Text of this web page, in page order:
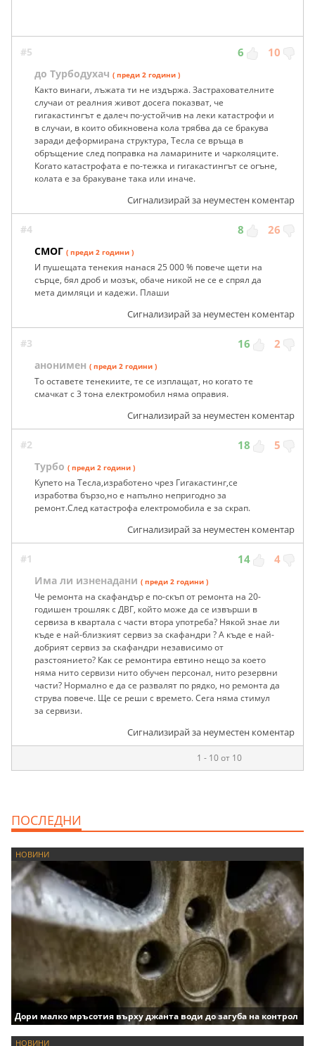
#5 6 10
до Турбодухач ( преди 2 години )
Както винаги, лъжата ти не издържа. Застрахователните
случаи от реалния живот досега показват, че
гигакастингът е далеч по-устойчив на леки катастрофи и
в случаи, в които обикновена кола трябва да се бракува
заради деформирана структура, Тесла се връща в
обръщение след поправка на ламарините и чарколяците.
Когато катастрофата е по-тежка и гигакастингът се огъне,
колата е за бракуване така или иначе.
Сигнализирай за неуместен коментар
#4 8 26
СМОГ ( преди 2 години )
И пушещата тенекия нанася 25 000 % повече щети на
сърце, бял дроб и мозък, обаче никой не се е спрял да
мета димляци и кадежи. Плаши
Сигнализирай за неуместен коментар
#3 16 2
анонимен ( преди 2 години )
То оставете тенекиите, те се изплащат, но когато те
смачкат с 3 тона електромобил няма оправия.
Сигнализирай за неуместен коментар
#2 18 5
Турбо ( преди 2 години )
Купето на Тесла,изработено чрез Гигакастинг,се
изработва бързо,но е напълно непригодно за
ремонт.След катастрофа електромобила е за скрап.
Сигнализирай за неуместен коментар
#1 14 4
Има ли изненадани ( преди 2 години )
Че ремонта на скафандър е по-скъп от ремонта на 20-
годишен трошляк с ДВГ, който може да се извърши в
сервиза в квартала с части втора употреба? Някой знае ли
къде е най-близкият сервиз за скафандри ? А къде е най-
добрият сервиз за скафандри независимо от
разстоянието? Как се ремонтира евтино нещо за което
няма нито сервизи нито обучен персонал, нито резервни
части? Нормално е да се развалят по рядко, но ремонта да
струва повече. Ще се реши с времето. Сега няма стимул
за сервизи.
Сигнализирай за неуместен коментар
1 - 10 от 10
ПОСЛЕДНИ
НОВИНИ
Дори малко мръсотия върху джанта води до загуба на контрол
НОВИНИ